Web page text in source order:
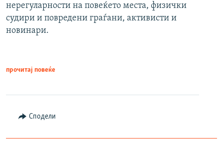
нерегуларности на повеќето места, физички
судири и повредени граѓани, активисти и
новинари.
прочитај повеќе
Сподели